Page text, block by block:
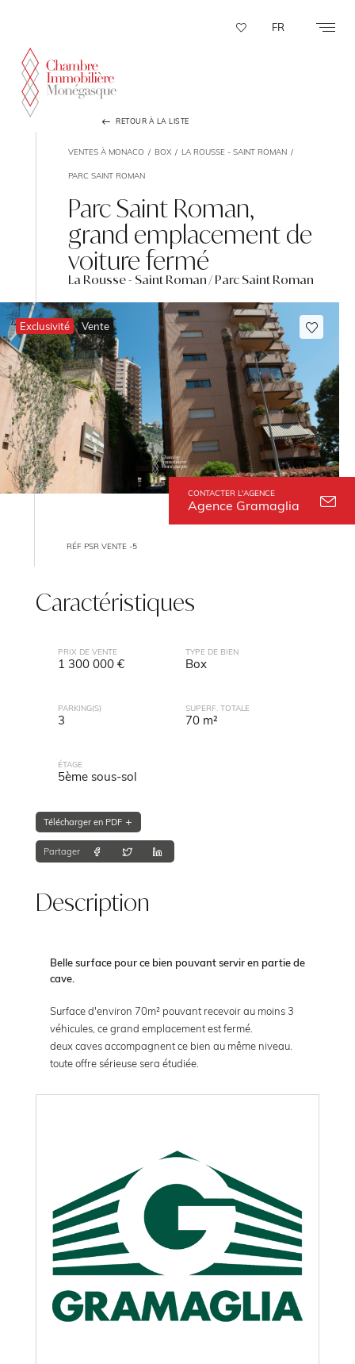
FR
RETOUR À LA LISTE
VENTES À MONACO BOX LA ROUSSE - SAINT ROMAN
PARC SAINT ROMAN
Parc Saint Roman,
grand emplacement de
voiture fermé
La Rousse - Saint Roman / Parc Saint Roman
CONTACTER L'AGENCE
Agence Gramaglia
Exclusivité Vente
RÉF PSR VENTE -5
Caractéristiques
PRIX DE VENTE
1 300 000 €
TYPE DE BIEN
Box
PARKING(S)
3
SUPERF. TOTALE
70 m²
ÉTAGE
5ème sous-sol
Télécharger en PDF
Partager
Description
Belle surface pour ce bien pouvant servir en partie de
cave.
Surface d'environ 70m² pouvant recevoir au moins 3
véhicules, ce grand emplacement est fermé.
deux caves accompagnent ce bien au même niveau.
toute offre sérieuse sera étudiée.